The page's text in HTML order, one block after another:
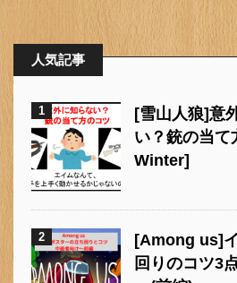
人気記事
1
[雪山人狼]意
い？銃の当
Winter]
2
[Among us]
回りのコツ3